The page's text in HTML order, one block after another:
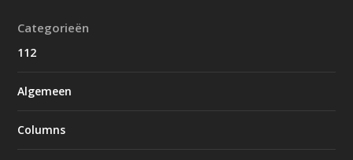
Categorieën
112
Algemeen
Columns